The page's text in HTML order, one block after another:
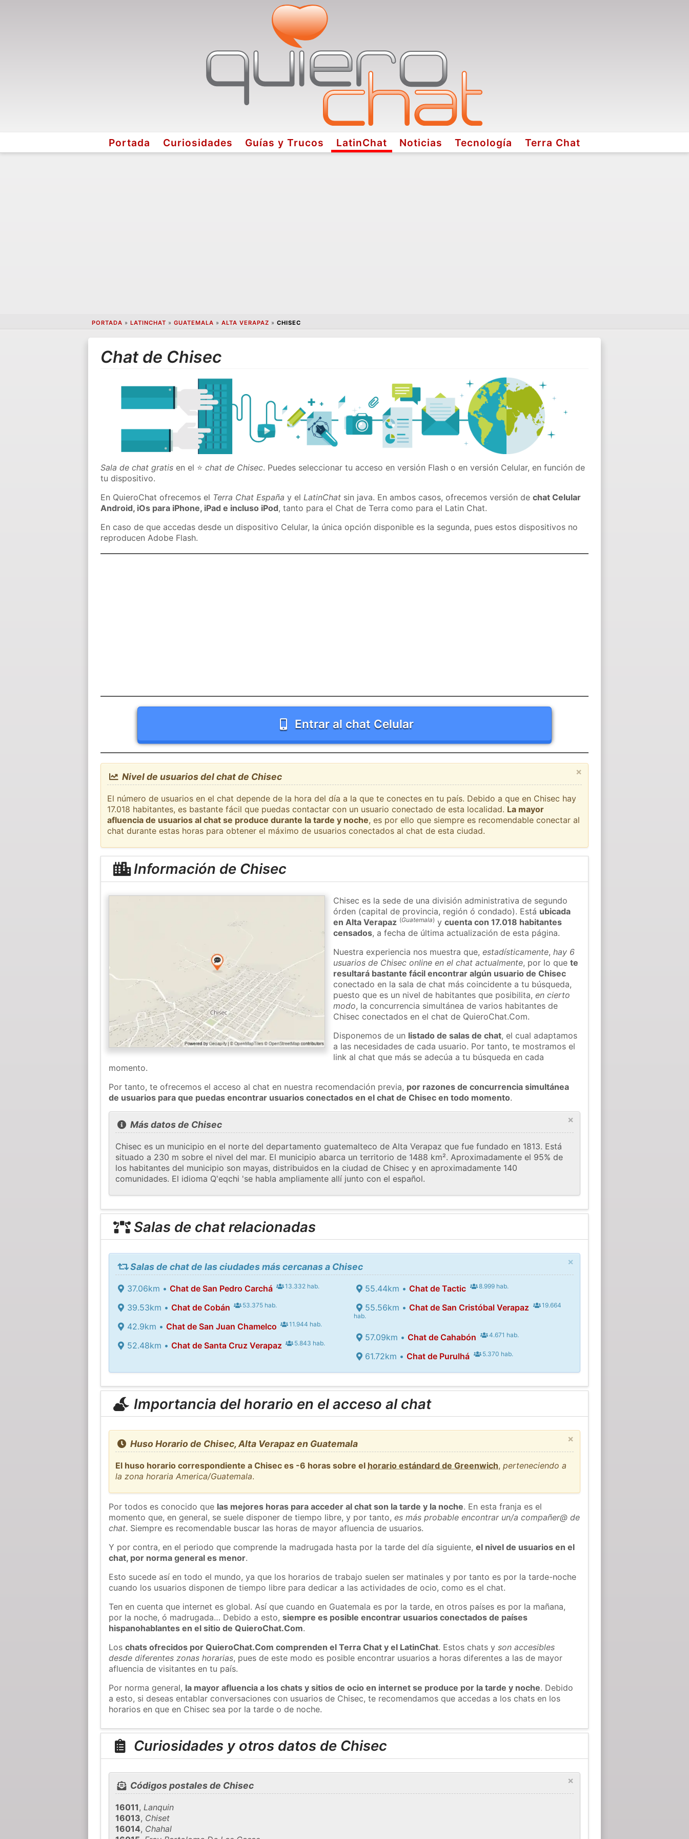
Portada Curiosidades Guías y Trucos LatinChat Noticias Tecnología Terra Chat
PORTADA » LATINCHAT » GUATEMALA » ALTA VERAPAZ » CHISEC
Chat de Chisec
Sala de chat gratis en el ⭐chat de Chisec. Puedes seleccionar tu acceso en versión Flash o en versión Celular, en función de
tu dispositivo.
En QuieroChat ofrecemos el Terra Chat España y elLatinChat sin java. En ambos casos, ofrecemos versión dechat Celular
Android, iOs para iPhone, iPad e incluso iPod, tanto para el Chat de Terra como para el Latin Chat.
En caso de que accedas desde un dispositivo Celular, la única opción disponible es la segunda, pues estos dispositivos no
reproducen Adobe Flash.
Entrar al chat Celular
×
Nivel de usuarios del chat de Chisec
El número de usuarios en el chat depende de la hora del día a la que te conectes en tu país. Debido a que en Chisec hay
17.018 habitantes, es bastante fácil que puedas contactar con un usuario conectado de esta localidad. La mayor
afluencia de usuarios al chat se produce durante la tarde y noche, es por ello que siempre es recomendable conectar al
chat durante estas horas para obtener el máximo de usuarios conectados al chat de esta ciudad.
Información de Chisec
Chisec es la sede de una división administrativa de segundo
órden (capital de provincia, región ó condado). Está ubicada
en Alta Verapaz (Guatemala) ycuenta con 17.018 habitantes
censados, a fecha de última actualización de esta página.
Nuestra experiencia nos muestra que,estadísticamente,hay 6
usuarios de Chisec online en el chat actualmente, por lo quete
resultará bastante fácil encontrar algún usuario de Chisec
conectado en la sala de chat más coincidente a tu búsqueda,
puesto que es un nivel de habitantes que posibilita,en cierto
modo, la concurrencia simultánea de varios habitantes de
Chisec conectados en el chat de QuieroChat.Com.
Disponemos de un listado de salas de chat, el cual adaptamos
a las necesidades de cada usuario. Por tanto, te mostramos el
link al chat que más se adecúa a tu búsqueda en cada
momento.
Por tanto, te ofrecemos el acceso al chat en nuestra recomendación previa, por razones de concurrencia simultánea
de usuarios para que puedas encontrar usuarios conectados en el chat de Chisec en todo momento.
×
Más datos de Chisec
Chisec es un municipio en el norte del departamento guatemalteco de Alta Verapaz que fue fundado en 1813. Está
situado a 230 m sobre el nivel del mar. El municipio abarca un territorio de 1488 km². Aproximadamente el 95% de
los habitantes del municipio son mayas, distribuidos en la ciudad de Chisec y en aproximadamente 140
comunidades. El idioma Q'eqchi 'se habla ampliamente allí junto con el español.
Salas de chat relacionadas
×
Salas de chat de las ciudades más cercanas a Chisec
37.06km • Chat de San Pedro Carchá 13.332 hab.
39.53km • Chat de Cobán 53.375 hab.
42.9km • Chat de San Juan Chamelco 11.944 hab.
52.48km • Chat de Santa Cruz Verapaz 5.843 hab.
55.44km •Chat de Tactic 8.999 hab.
55.56km •Chat de San Cristóbal Verapaz
19.664
hab.
57.09km •Chat de Cahabón 4.671 hab.
61.72km •Chat de Purulhá 5.370 hab.
Importancia del horario en el acceso al chat
×
Huso Horario de Chisec, Alta Verapaz en Guatemala
El huso horario correspondiente a Chisec es -6 horas sobre el horario estándard de Greenwich,perteneciendo a
la zona horaria America/Guatemala.
Por todos es conocido que las mejores horas para acceder al chat son la tarde y la noche. En esta franja es el
momento que, en general, se suele disponer de tiempo libre, y por tanto,es más probable encontrar un/a compañer@ de
chat. Siempre es recomendable buscar las horas de mayor afluencia de usuarios.
Y por contra, en el periodo que comprende la madrugada hasta por la tarde del día siguiente,el nivel de usuarios en el
chat, por norma general es menor.
Esto sucede así en todo el mundo, ya que los horarios de trabajo suelen ser matinales y por tanto es por la tarde-noche
cuando los usuarios disponen de tiempo libre para dedicar a las actividades de ocio, como es el chat.
Ten en cuenta que internet es global. Así que cuando en Guatemala es por la tarde, en otros países es por la mañana,
por la noche, ó madrugada… Debido a esto,siempre es posible encontrar usuarios conectados de países
hispanohablantes en el sitio de QuieroChat.Com.
Loschats ofrecidos por QuieroChat.Com comprenden el Terra Chat y el LatinChat. Estos chats yson accesibles
desde diferentes zonas horarias, pues de este modo es posible encontrar usuarios a horas diferentes a las de mayor
afluencia de visitantes en tu país.
Por norma general, la mayor afluencia a los chats y sitios de ocio en internet se produce por la tarde y noche. Debido
a esto, si deseas entablar conversaciones con usuarios de Chisec, te recomendamos que accedas a los chats en los
horarios en que en Chisec sea por la tarde o de noche.
Curiosidades y otros datos de Chisec
×
Códigos postales de Chisec
16011,Lanquin
16013, Chiset
16014, Chahal